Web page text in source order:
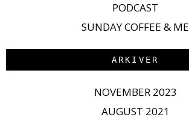
PODCAST
SUNDAY COFFEE & ME
ARKIVER
NOVEMBER 2023
AUGUST 2021